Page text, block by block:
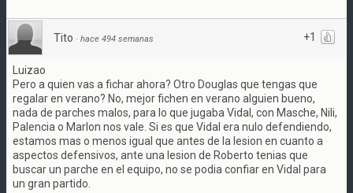
+1
Tito · hace 494 semanas
Luizao
Pero a quien vas a fichar ahora? Otro Douglas que tengas que
regalar en verano? No, mejor fichen en verano alguien bueno,
nada de parches malos, para lo que jugaba Vidal, con Masche, Nili,
Palencia o Marlon nos vale. Si es que Vidal era nulo defendiendo,
estamos mas o menos igual que antes de la lesion en cuanto a
aspectos defensivos, ante una lesion de Roberto tenias que
buscar un parche en el equipo, no se podia confiar en Vidal para
un gran partido.